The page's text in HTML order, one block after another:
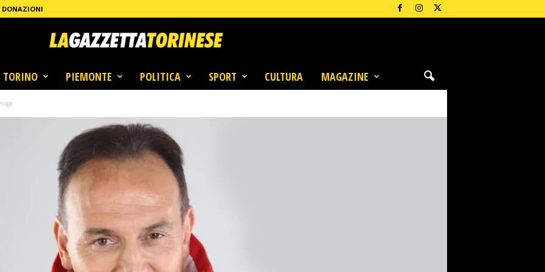
DONAZIONI
TORINO PIEMONTE POLITICA SPORT CULTURA MAGAZINE